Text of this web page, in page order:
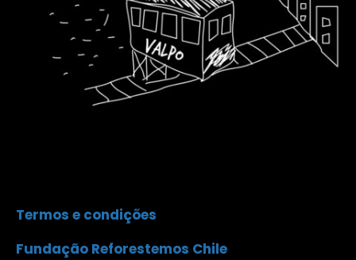
Termos e condições
Fundação Reforestemos Chile